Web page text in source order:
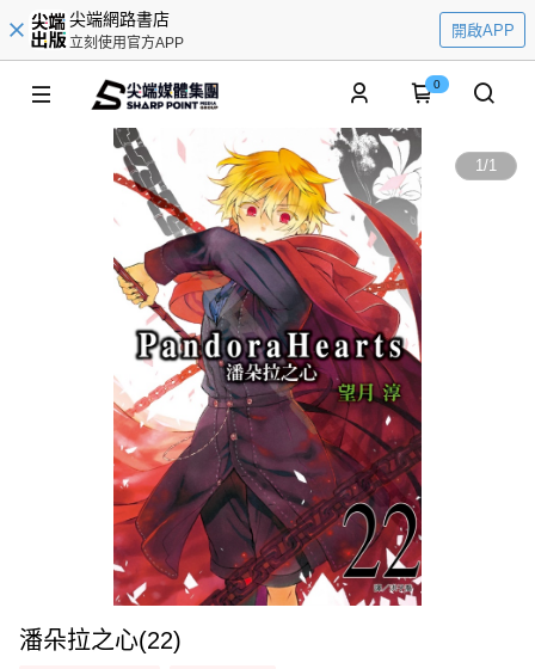
尖端網路書店
立刻使用官方APP
開啟APP
0
1/1
潘朵拉之心(22)